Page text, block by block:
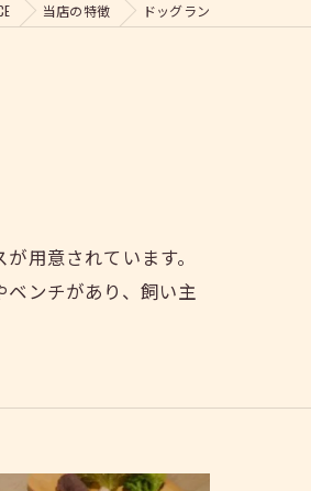
当店の特徴 ドッグラン
用意されています。
ンチがあり、飼い主